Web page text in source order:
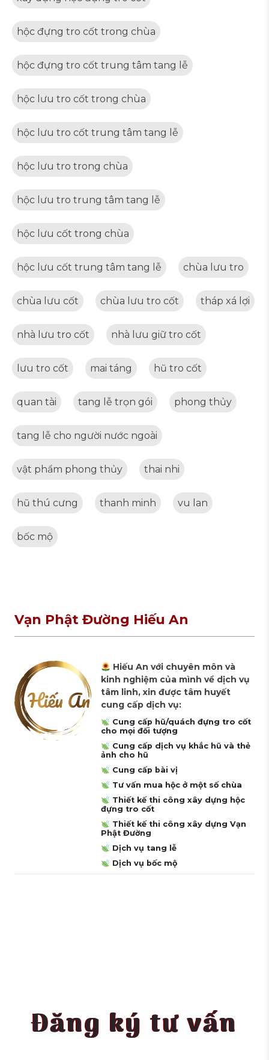
hộc đựng tro cốt trong chùa
hộc đựng tro cốt trung tâm tang lễ
hộc lưu tro cốt trong chùa
hộc lưu tro cốt trung tâm tang lễ
hộc lưu tro trong chùa
hộc lưu tro trung tâm tang lễ
hộc lưu cốt trong chùa
hộc lưu cốt trung tâm tang lễ chùa lưu tro
chùa lưu cốt chùa lưu tro cốt tháp xá lợi
nhà lưu tro cốt nhà lưu giữ tro cốt
lưu tro cốt mai táng hũ tro cốt
quan tài tang lễ trọn gói phong thủy
tang lễ cho người nước ngoài
vật phẩm phong thủy thai nhi
hũ thú cưng thanh minh vu lan
bốc mộ
Vạn Phật Đường Hiếu An
Hiếu An với chuyên môn và
kinh nghiệm của mình về dịch vụ
tâm linh, xin được tâm huyết
cung cấp dịch vụ:
Cung cấp hũ/quách đựng tro cốt
cho mọi đối tượng
Cung cấp dịch vụ khắc hũ và thẻ
ảnh cho hũ
Cung cấp bài vị
Tư vấn mua hộc ở một số chùa
Thiết kế thi công xây dựng hộc
đựng tro cốt
Thiết kế thi công xây dựng Vạn
Phật Đường
Dịch vụ tang lễ
Dịch vụ bốc mộ
Đăng ký tư vấn